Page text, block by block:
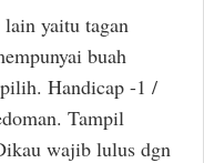
lain yaitu tagan
buah
Handicap -1 /
Tampil
wajib lulus dgn